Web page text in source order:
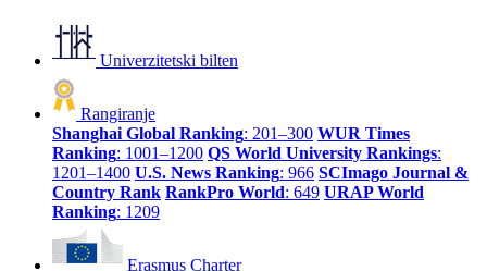
Univerzitetski bilten
Rangiranje
Shanghai Global Ranking: 201–300 WUR Times
Ranking: 1001–1200 QS World University Rankings:
1201–1400 U.S. News Ranking: 966 SCImago Journal &
Country Rank RankPro World: 649 URAP World
Ranking: 1209
Erasmus Charter